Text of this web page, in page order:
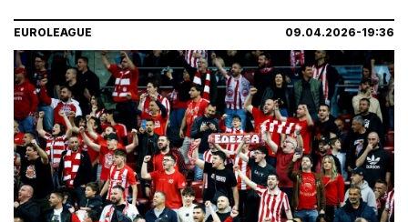
EUROLEAGUE 09.04.2026-19:36